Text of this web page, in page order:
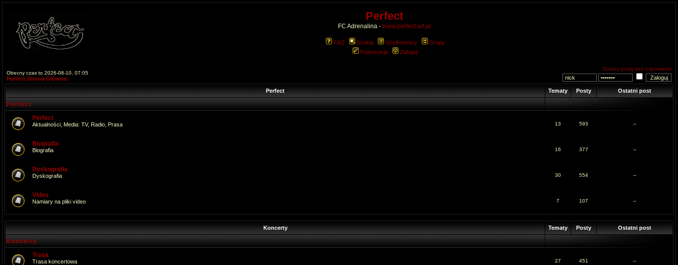
Perfect
FC Adrenalina - www.perfect.art.pl
FAQ Szukaj Użytkownicy
Grupy
Rejestracja
Zaloguj
Obecny czas to 2026-08-10, 07:05
Perfect Strona Główna
Zobacz posty bez odpowiedzi
Perfect Tematy Posty Ostatni post
Perfect
Perfect
Aktualności, Media: TV, Radio, Prasa 13 593 --
Biografia
Biografia 16 377 --
Dyskografia
Dyskografia 30 554 --
Video
Namiary na pliki video 7 107 --
Koncerty Tematy Posty Ostatni post
Koncerty
Trasa
Trasa koncertowa 27 451 --